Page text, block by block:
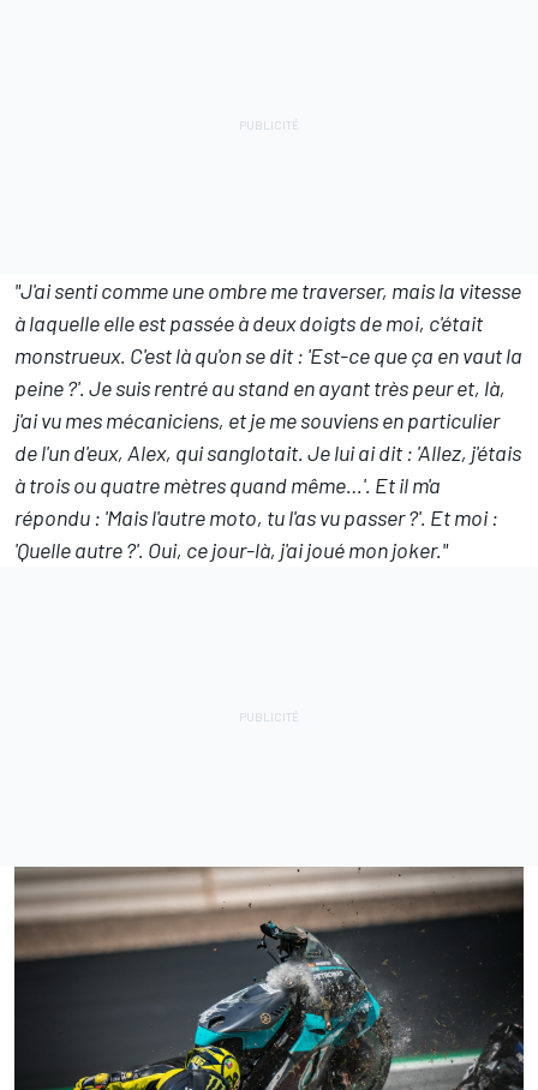
"J'ai senti comme une ombre me traverser, mais la vitesse
à laquelle elle est passée à deux doigts de moi, c'était
monstrueux. C'est là qu'on se dit : 'Est-ce que ça en vaut la
peine ?'. Je suis rentré au stand en ayant très peur et, là,
j'ai vu mes mécaniciens, et je me souviens en particulier
de l'un d'eux, Alex, qui sanglotait. Je lui ai dit : 'Allez, j'étais
à trois ou quatre mètres quand même…'. Et il m'a
répondu : 'Mais l'autre moto, tu l'as vu passer ?'. Et moi :
'Quelle autre ?'. Oui, ce jour-là, j'ai joué mon joker."